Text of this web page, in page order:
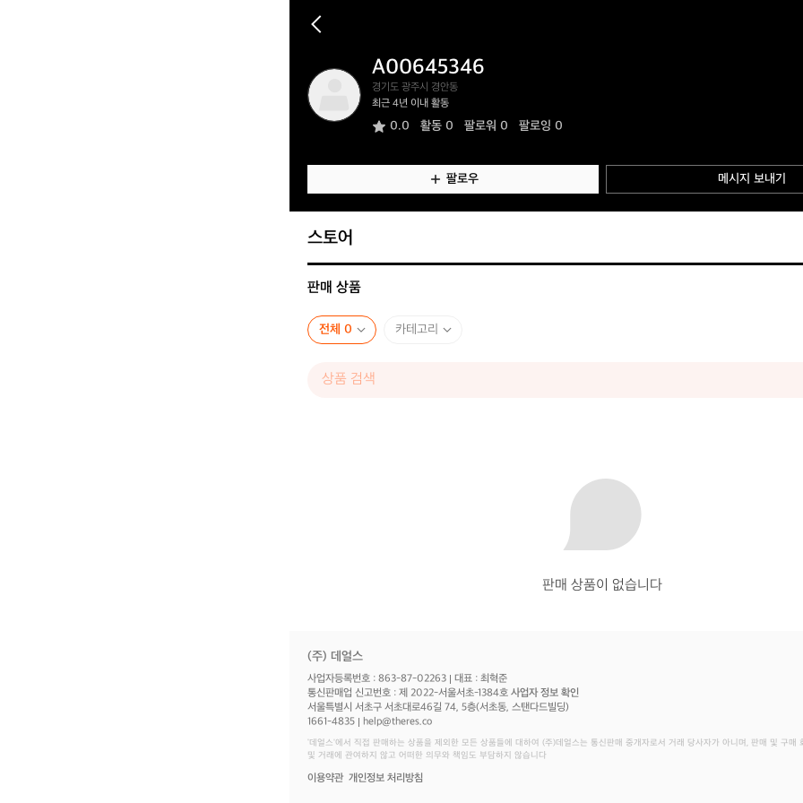
A
0
0
5
4
6
A00645346
경기도 광주시 경안동
최근 4년 이내 활동
0.0 활동 0 팔로워 0 팔로잉 0
팔로우 메시지 보내기
스토어
판매 상품
전체 0 카테고리
판매 상품이 없습니다
(주) 데얼스
사업자등록번호 : 863-87-02263 대표 : 최혁준
통신판매업 신고번호 : 제 2022-서울서초-1384호 사업자 정보 확인
서울특별시 서초구 서초대로46길 74, 5층(서초동, 스탠다드빌딩)
1661-4835 help@theres.co
‘데얼스'에서 직접 판매하는 상품을 제외한 모든 상품들에 대하여 (주)데얼스는 통신판매 중개자로서 거래 당사자가 아니며, 판매 및 구매
및 거래에 관여하지 않고 어떠한 의무와 책임도 부담하지 않습니다
이용약관 개인정보 처리방침